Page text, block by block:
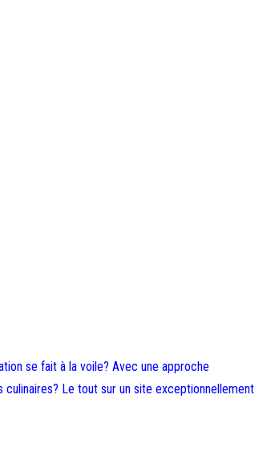
se fait à la voile? Avec une approche
culinaires? Le tout sur un site exceptionnellement